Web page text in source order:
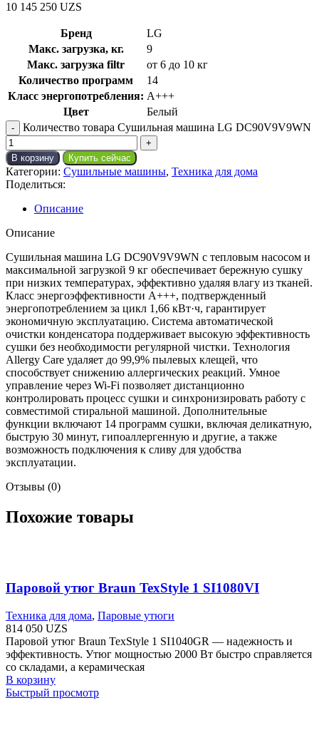
10 145 250 UZS
Бренд
LG
Макс. загрузка, кг.
9
Макс. загрузка filtr
от 6 до 10 кг
Количество программ
14
Класс энергопотребления: A+++
Цвет
Белый
Количество товара Сушильная машина LG DC90V9V9WN
В корзину Купить сейчас
Категории: Сушильные машины, Техника для дома
Поделиться:
Описание
Описание
Сушильная машина LG DC90V9V9WN с тепловым насосом и
максимальной загрузкой 9 кг обеспечивает бережную сушку
при низких температурах, эффективно удаляя влагу из тканей.
Класс энергоэффективности A+++, подтвержденный
энергопотреблением за цикл 1,66 кВт·ч, гарантирует
экономичную эксплуатацию. Система автоматической
очистки конденсатора поддерживает высокую эффективность
сушки без необходимости регулярной чистки. Технология
Allergy Care удаляет до 99,9% пылевых клещей, что
способствует снижению аллергических реакций. Умное
управление через Wi-Fi позволяет дистанционно
контролировать процесс сушки и синхронизировать работу с
совместимой стиральной машиной. Дополнительные
функции включают 14 программ сушки, включая деликатную,
быструю 30 минут, гипоаллергенную и другие, а также
возможность подключения к сливу для удобства
эксплуатации.
Отзывы (0)
Похожие товары
Паровой утюг Braun TexStyle 1 SI1080VI
Техника для дома, Паровые утюги
814 050 UZS
Паровой утюг Braun TexStyle 1 SI1040GR — надежность и
эффективность. Утюг мощностью 2000 Вт быстро справляется
со складами, а керамическая
В корзину
Быстрый просмотр